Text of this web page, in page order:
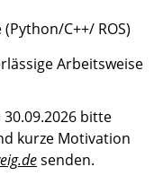
C++/ ROS)
Arbeitsweise
bitte
kurze Motivation
senden.